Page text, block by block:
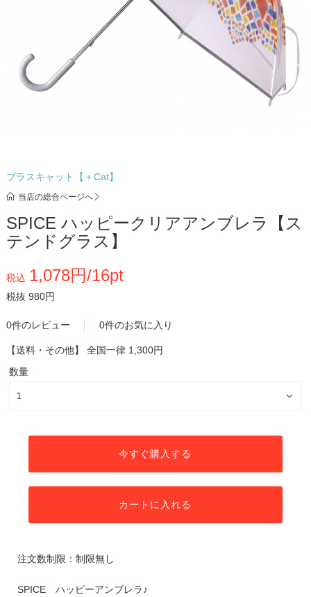
プラスキャット【＋Cat】
当店の総合ページへ
SPICE ハッピークリアアンブレラ【ス
テンドグラス】
税込 1,078円/16pt
税抜 980円
0件のレビュー 0件のお気に入り
【送料・その他】 全国一律 1,300円
数量
今すぐ購入する
カートに入れる
注文数制限：制限無し
SPICE ハッピーアンブレラ♪